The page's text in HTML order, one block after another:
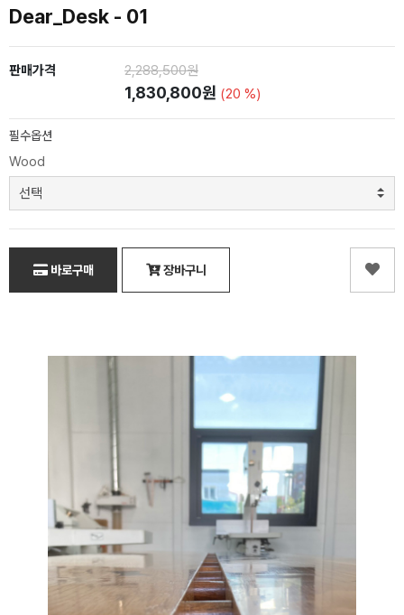
Dear_Desk - 01
판매가격 2,288,500원
1,830,800원 (20 %)
필수옵션
Wood
바로구매 장바구니